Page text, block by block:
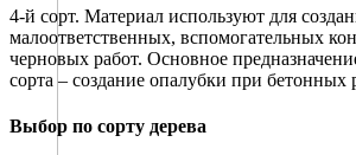
4-й сорт. Материал используют для
малоответственных, вспомогательных
черновых работ. Основное
сорта – создание опалубки при бетонных
Выбор по сорту дерева